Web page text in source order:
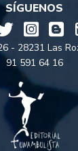
SÍGUENOS
- 28231 Las
91 591 64 16